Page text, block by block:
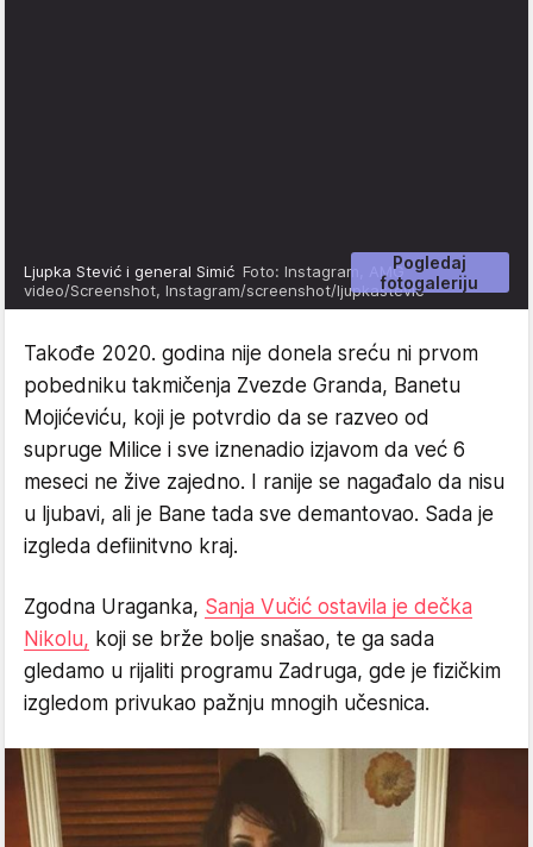
Pogledaj
fotogaleriju
Ljupka Stević i general Simić Foto: Instagram, AMG
video/Screenshot, Instagram/screenshot/ljupkastevic
Takođe 2020. godina nije donela sreću ni prvom
pobedniku takmičenja Zvezde Granda, Banetu
Mojićeviću, koji je potvrdio da se razveo od
supruge Milice i sve iznenadio izjavom da već 6
meseci ne žive zajedno. I ranije se nagađalo da nisu
u ljubavi, ali je Bane tada sve demantovao. Sada je
izgleda defiinitvno kraj.
Zgodna Uraganka, Sanja Vučić ostavila je dečka
Nikolu, koji se brže bolje snašao, te ga sada
gledamo u rijaliti programu Zadruga, gde je fizičkim
izgledom privukao pažnju mnogih učesnica.